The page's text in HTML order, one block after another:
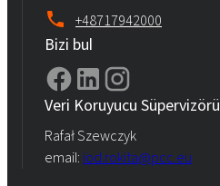
+48717942000
Bizi bul
Veri Koruyucu Süpervizörü
Rafał Szewczyk
email: iod.rokita@pcc.eu